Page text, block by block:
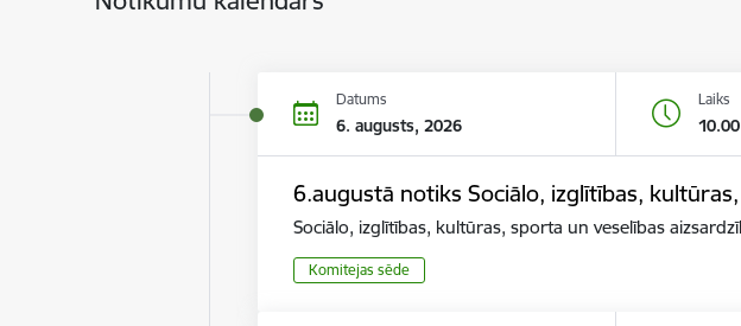
Datums
6. augusts, 2026
Laiks
10.00
6.augustā notiks Sociālo, izglītības,
Sociālo, izglītības, kultūras, sporta un veselības
Komitejas sēde